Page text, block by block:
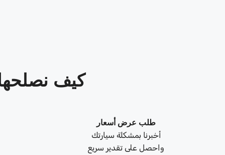
كيف نصلحها في 3
طلب عرض أسعار
أخبرنا بمشكلة سيارتك
واحصل على تقدير سريع